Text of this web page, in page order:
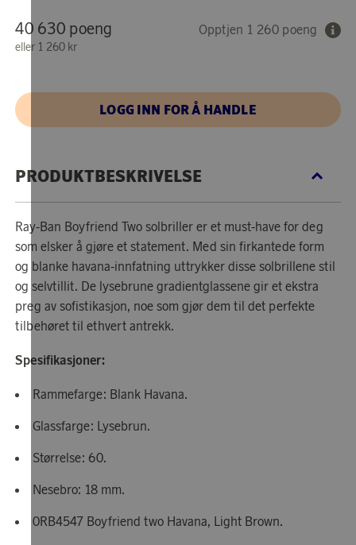
40 630 poeng
eller 1 260 kr
Opptjen 1 260 poeng
LOGG INN FOR Å HANDLE
PRODUKTBESKRIVELSE
Ray-Ban Boyfriend Two solbriller er et must-have for deg
som elsker å gjøre et statement. Med sin firkantede form
og blanke havana-innfatning uttrykker disse solbrillene stil
og selvtillit. De lysebrune gradientglassene gir et ekstra
preg av sofistikasjon, noe som gjør dem til det perfekte
tilbehøret til ethvert antrekk.
Spesifikasjoner:
Rammefarge: Blank Havana.
Glassfarge: Lysebrun.
Størrelse: 60.
Nesebro: 18 mm.
0RB4547 Boyfriend two Havana, Light Brown.